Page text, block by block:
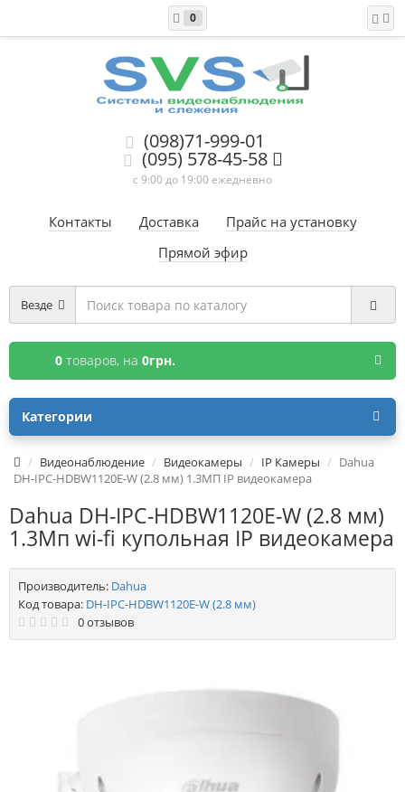
0
(098)71-999-01
(095) 578-45-58
с 9:00 до 19:00 ежедневно
Контакты Доставка
Прайс на установку
Прямой эфир
Везде
0 товаров, на 0грн.
Категории
Видеонаблюдение Видеокамеры IP Камеры
Dahua
DH-IPC-HDBW1120E-W (2.8 мм) 1.3МП IP видеокамера
Dahua DH-IPC-HDBW1120E-W (2.8 мм)
1.3Мп wi-fi купольная IP видеокамера
Производитель: Dahua
Код товара: DH-IPC-HDBW1120E-W (2.8 мм)
0 отзывов